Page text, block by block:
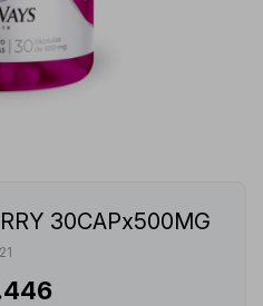
30CAPx500MG